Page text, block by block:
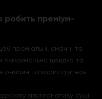
преміум-
преміальні, смачні та
максимально швидко та
та користуйтесь
альтернативу суші